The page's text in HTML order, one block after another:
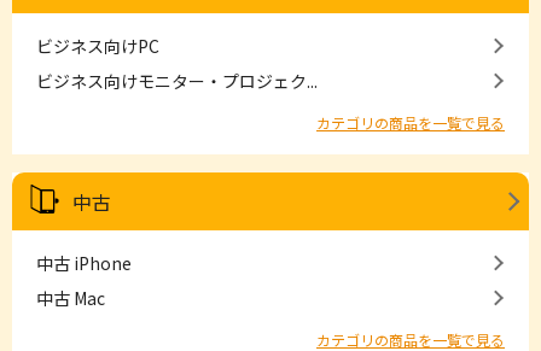
ビジネス向けPC
ビジネス向けモニター・プロジェク...
カテゴリの商品を一覧で見る
中古
中古 iPhone
中古 Mac
カテゴリの商品を一覧で見る